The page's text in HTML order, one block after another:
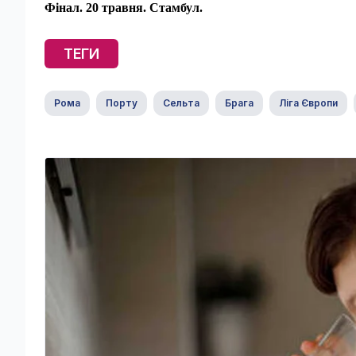
Фінал. 20 травня. Стамбул.
ТЕГИ
Рома Порту Сельта Брага Ліга Європи